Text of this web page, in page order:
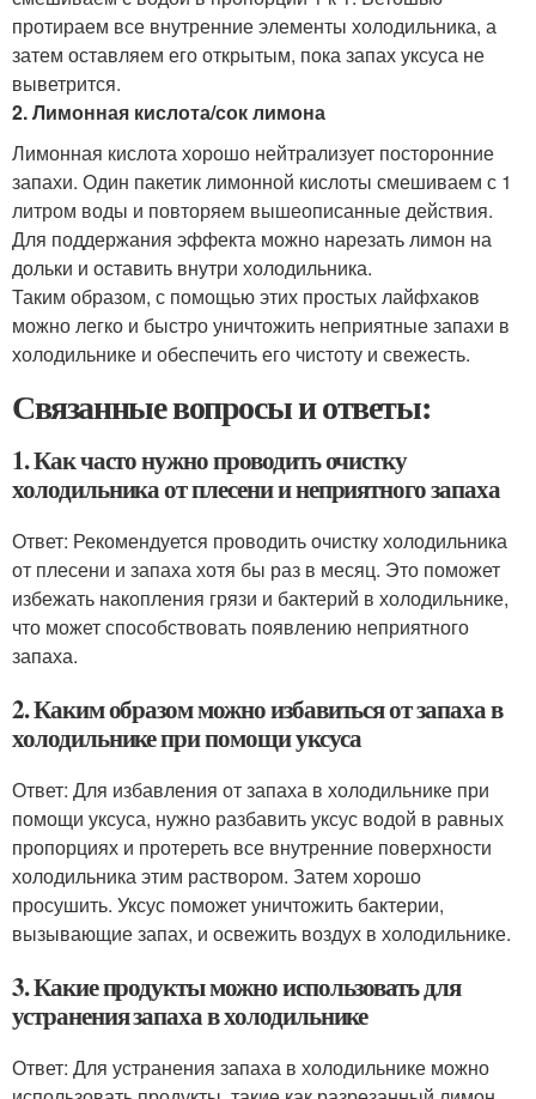
протираем все внутренние элементы холодильника, а
затем оставляем его открытым, пока запах уксуса не
выветрится.
2. Лимонная кислота/сок лимона
Лимонная кислота хорошо нейтрализует посторонние
запахи. Один пакетик лимонной кислоты смешиваем с 1
литром воды и повторяем вышеописанные действия.
Для поддержания эффекта можно нарезать лимон на
дольки и оставить внутри холодильника.
Таким образом, с помощью этих простых лайфхаков
можно легко и быстро уничтожить неприятные запахи в
холодильнике и обеспечить его чистоту и свежесть.
Связанные вопросы и ответы:
1. Как часто нужно проводить очистку
холодильника от плесени и неприятного запаха
Ответ: Рекомендуется проводить очистку холодильника
от плесени и запаха хотя бы раз в месяц. Это поможет
избежать накопления грязи и бактерий в холодильнике,
что может способствовать появлению неприятного
запаха.
2. Каким образом можно избавиться от запаха в
холодильнике при помощи уксуса
Ответ: Для избавления от запаха в холодильнике при
помощи уксуса, нужно разбавить уксус водой в равных
пропорциях и протереть все внутренние поверхности
холодильника этим раствором. Затем хорошо
просушить. Уксус поможет уничтожить бактерии,
вызывающие запах, и освежить воздух в холодильнике.
3. Какие продукты можно использовать для
устранения запаха в холодильнике
Ответ: Для устранения запаха в холодильнике можно